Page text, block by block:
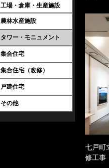
工場・倉庫・生産施設
農林水産施設
タワー・モニュメント
集合住宅
集合住宅（改修）
戸建住宅
その他
七戸町
修工事